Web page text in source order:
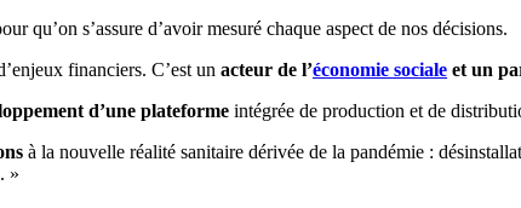
qu’on s’assure d’avoir mesuré chaque aspect de nos décisions.
financiers. C’est un acteur de l’économie sociale et un
d’une plateforme intégrée de production et de
à la nouvelle réalité sanitaire dérivée de la pandémie :
»